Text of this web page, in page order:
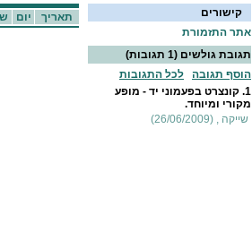
יום תאריך
קישורים
אתר התזמורת
תגובת גולשים (1 תגובות)
הוסף תגובה
לכל התגובות
1. קונצרט בפעמוני יד - מופע
מקורי ומיוחד.
שייקה , (26/06/2009)